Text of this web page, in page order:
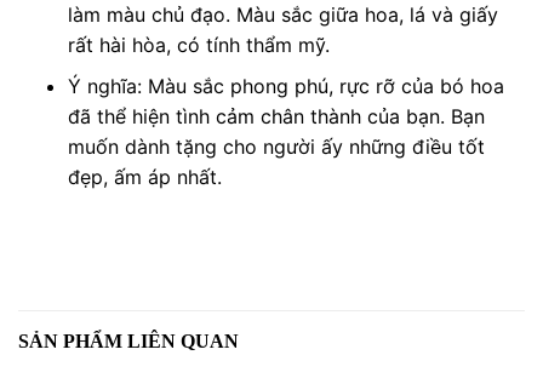
làm màu chủ đạo. Màu sắc giữa hoa, lá và giấy
rất hài hòa, có tính thẩm mỹ.
Ý nghĩa: Màu sắc phong phú, rực rỡ của bó hoa
đã thể hiện tình cảm chân thành của bạn. Bạn
muốn dành tặng cho người ấy những điều tốt
đẹp, ấm áp nhất.
SẢN PHẨM LIÊN QUAN